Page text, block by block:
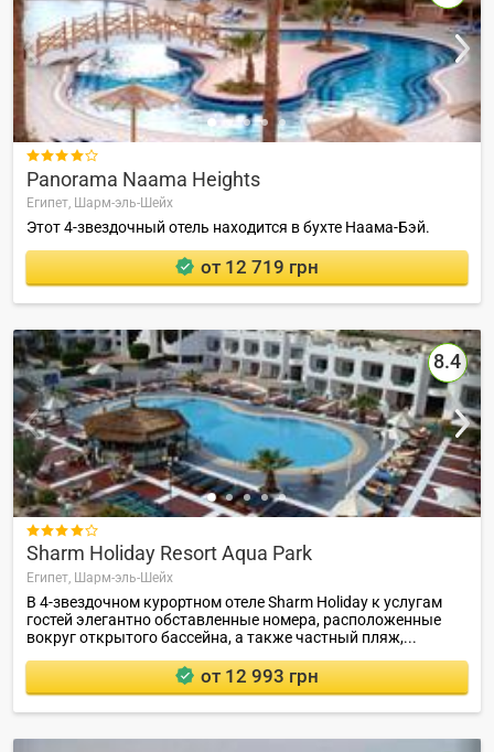

Panorama Naama Heights
Египет, Шарм-эль-Шейх
Этот 4-звездочный отель находится в бухте Наама-Бэй.
от 12 719 грн
8.4

Sharm Holiday Resort Aqua Park
Египет, Шарм-эль-Шейх
В 4-звездочном курортном отеле Sharm Holiday к услугам
гостей элегантно обставленные номера, расположенные
вокруг открытого бассейна, а также частный пляж,...
от 12 993 грн